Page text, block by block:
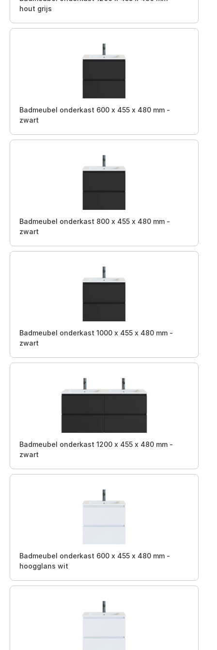
hout grijs
Badmeubel onderkast 600 x 455 x 480 mm -
zwart
Badmeubel onderkast 800 x 455 x 480 mm -
zwart
Badmeubel onderkast 1000 x 455 x 480 mm -
zwart
Badmeubel onderkast 1200 x 455 x 480 mm -
zwart
Badmeubel onderkast 600 x 455 x 480 mm -
hoogglans wit